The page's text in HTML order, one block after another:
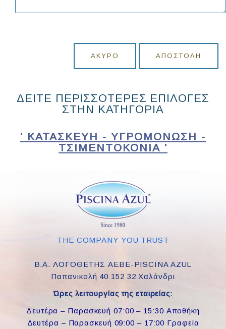
ΆΚΥΡΟ ΑΠΟΣΤΟΛΉ
ΔΕΙΤΕ ΠΕΡΙΣΣΟΤΕΡΕΣ ΕΠΙΛΟΓΕΣ
ΣΤΗΝ ΚΑΤΗΓΟΡΙΑ
' ΚΑΤΑΣΚΕΥΉ - ΥΓΡΟΜΌΝΩΣΗ -
ΤΣΙΜΕΝΤΟΚΟΝΊΑ '
THE COMPANY YOU TRUST
Β.Α. ΛΟΓΟΘΕΤΗΣ ΑΕΒΕ-PISCINA AZUL
Παπανικολή 40 152 32 Χαλάνδρι
Ώρες λειτουργίας της εταιρείας:
Δευτέρα – Παρασκευή 07:00 – 15:30 Αποθήκη
Δευτέρα – Παρασκευή 09:00 – 17:00 Γραφεία